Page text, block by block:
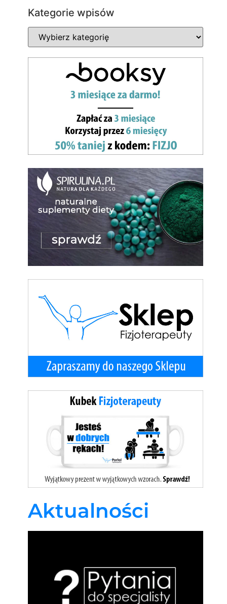
Kategorie wpisów
Aktualności